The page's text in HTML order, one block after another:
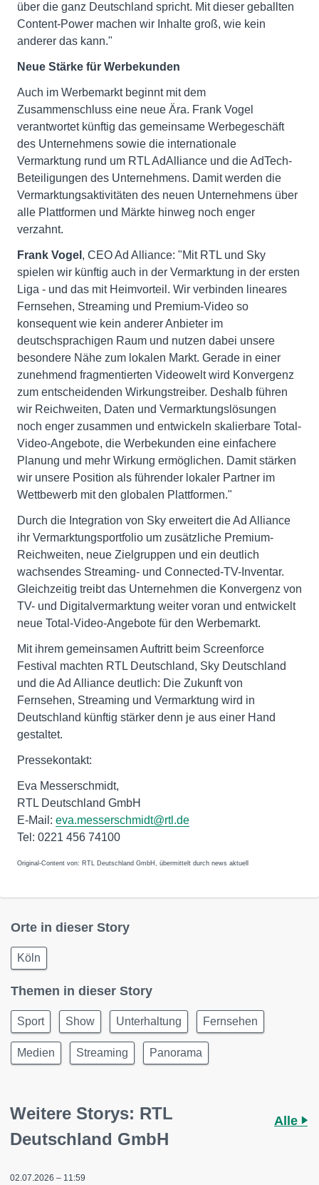
über die ganz Deutschland spricht. Mit dieser geballten
Content-Power machen wir Inhalte groß, wie kein
anderer das kann."
Neue Stärke für Werbekunden
Auch im Werbemarkt beginnt mit dem
Zusammenschluss eine neue Ära. Frank Vogel
verantwortet künftig das gemeinsame Werbegeschäft
des Unternehmens sowie die internationale
Vermarktung rund um RTL AdAlliance und die AdTech-
Beteiligungen des Unternehmens. Damit werden die
Vermarktungsaktivitäten des neuen Unternehmens über
alle Plattformen und Märkte hinweg noch enger
verzahnt.
Frank Vogel , CEO Ad Alliance: "Mit RTL und Sky
spielen wir künftig auch in der Vermarktung in der ersten
Liga - und das mit Heimvorteil. Wir verbinden lineares
Fernsehen, Streaming und Premium-Video so
konsequent wie kein anderer Anbieter im
deutschsprachigen Raum und nutzen dabei unsere
besondere Nähe zum lokalen Markt. Gerade in einer
zunehmend fragmentierten Videowelt wird Konvergenz
zum entscheidenden Wirkungstreiber. Deshalb führen
wir Reichweiten, Daten und Vermarktungslösungen
noch enger zusammen und entwickeln skalierbare Total-
Video-Angebote, die Werbekunden eine einfachere
Planung und mehr Wirkung ermöglichen. Damit stärken
wir unsere Position als führender lokaler Partner im
Wettbewerb mit den globalen Plattformen."
Durch die Integration von Sky erweitert die Ad Alliance
ihr Vermarktungsportfolio um zusätzliche Premium-
Reichweiten, neue Zielgruppen und ein deutlich
wachsendes Streaming- und Connected-TV-Inventar.
Gleichzeitig treibt das Unternehmen die Konvergenz von
TV- und Digitalvermarktung weiter voran und entwickelt
neue Total-Video-Angebote für den Werbemarkt.
Mit ihrem gemeinsamen Auftritt beim Screenforce
Festival machten RTL Deutschland, Sky Deutschland
und die Ad Alliance deutlich: Die Zukunft von
Fernsehen, Streaming und Vermarktung wird in
Deutschland künftig stärker denn je aus einer Hand
gestaltet.
Pressekontakt:
Eva Messerschmidt,
RTL Deutschland GmbH
E-Mail: eva.messerschmidt@rtl.de
Tel: 0221 456 74100
Original-Content von: RTL Deutschland GmbH, übermittelt durch news aktuell
Orte in dieser Story
Köln
Themen in dieser Story
Sport Show Unterhaltung Fernsehen
Medien Streaming Panorama
Weitere Storys: RTL
Deutschland GmbH
Alle
02.07.2026 – 11:59